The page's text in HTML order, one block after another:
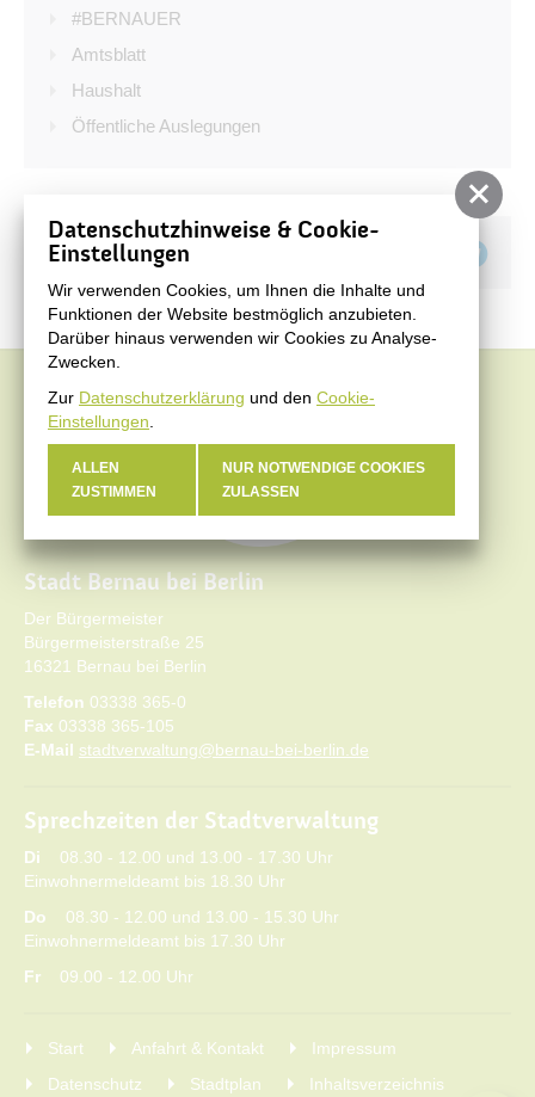
Bürgerservice
Bürgerinformation
Stadtverwaltung
#BERNAUER
Amtsblatt
Haushalt
Öffentliche Auslegungen
Teilen auf
Stadt Bernau bei Berlin
Der Bürgermeister
Bürgermeisterstraße 25
16321 Bernau bei Berlin
Telefon 03338 365-0
Fax 03338 365-105
E-Mail stadtverwaltung@bernau-bei-berlin.de
Sprechzeiten der Stadtverwaltung
Di 08.30 - 12.00 und 13.00 - 17.30 Uhr
Einwohnermeldeamt bis 18.30 Uhr
Do 08.30 - 12.00 und 13.00 - 15.30 Uhr
Einwohnermeldeamt bis 17.30 Uhr
Fr 09.00 - 12.00 Uhr
Start Anfahrt & Kontakt
Impressum
Datenschutz
Stadtplan Inhaltsverzeichnis
Datenschutzhinweise & Cookie-
Einstellungen
Wir verwenden Cookies, um Ihnen die Inhalte und
Funktionen der Website bestmöglich anzubieten.
Darüber hinaus verwenden wir Cookies zu Analyse-
Zwecken.
Zur Datenschutzerklärung und den Cookie-
Einstellungen
ALLEN
ZUSTIMMEN
NUR NOTWENDIGE COOKIES
ZULASSEN